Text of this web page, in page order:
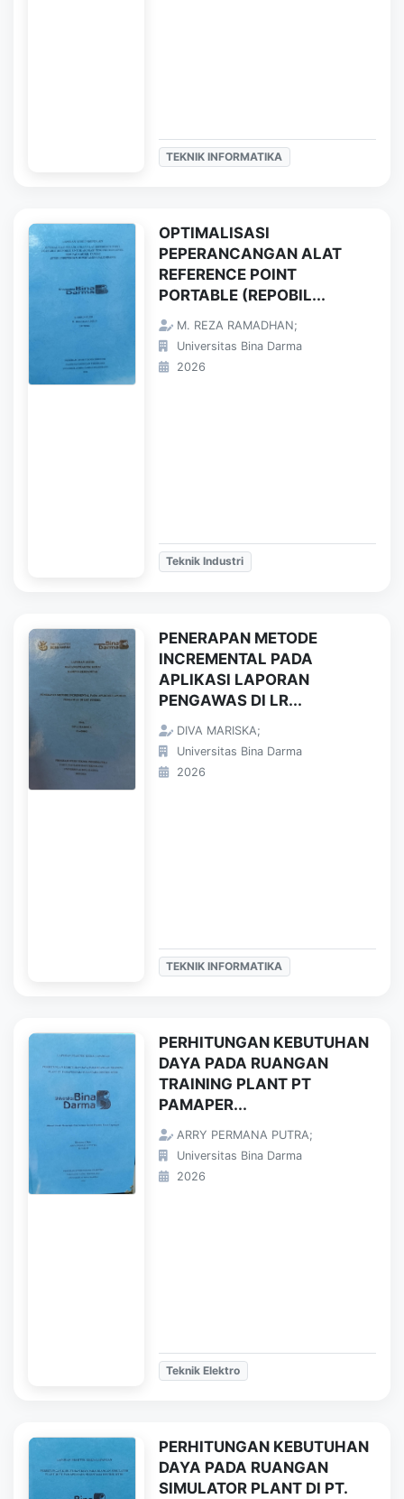
TEKNIK INFORMATIKA
OPTIMALISASI
PEPERANCANGAN ALAT
REFERENCE POINT
PORTABLE (REPOBIL...
M. REZA RAMADHAN;
Universitas Bina Darma
2026
Teknik Industri
PENERAPAN METODE
INCREMENTAL PADA
APLIKASI LAPORAN
PENGAWAS DI LR...
DIVA MARISKA;
Universitas Bina Darma
2026
TEKNIK INFORMATIKA
PERHITUNGAN KEBUTUHAN
DAYA PADA RUANGAN
TRAINING PLANT PT
PAMAPER...
ARRY PERMANA PUTRA;
Universitas Bina Darma
2026
Teknik Elektro
PERHITUNGAN KEBUTUHAN
DAYA PADA RUANGAN
SIMULATOR PLANT DI PT.